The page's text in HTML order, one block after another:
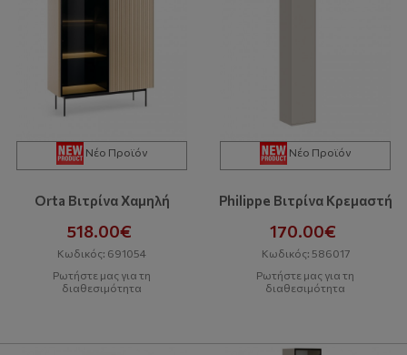
Νέο Προϊόν
Orta Βιτρίνα Χαμηλή
518.00€
Κωδικός: 691054
Ρωτήστε μας για τη
διαθεσιμότητα
Νέο Προϊόν
Philippe Βιτρίνα Κρεμαστή
170.00€
Κωδικός: 586017
Ρωτήστε μας για τη
διαθεσιμότητα